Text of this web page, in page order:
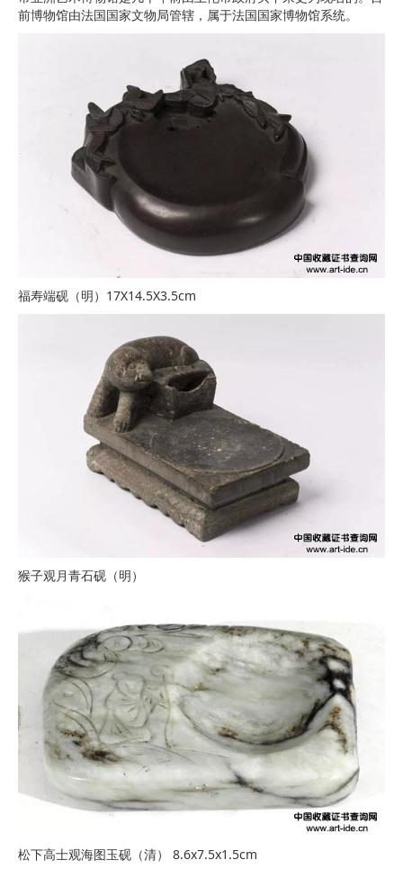
前博物馆由法国国家文物局管辖，属于法国国家博物馆系统。
福寿端砚（明）17X14.5X3.5cm
猴子观月青石砚（明）
松下高士观海图玉砚（清） 8.6x7.5x1.5cm